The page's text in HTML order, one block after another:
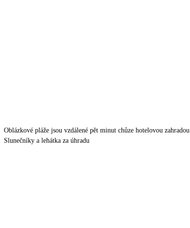
Oblázkové pláže jsou vzdálené pět minut chůze hotelovou zahradou
Slunečníky a lehátka za úhradu